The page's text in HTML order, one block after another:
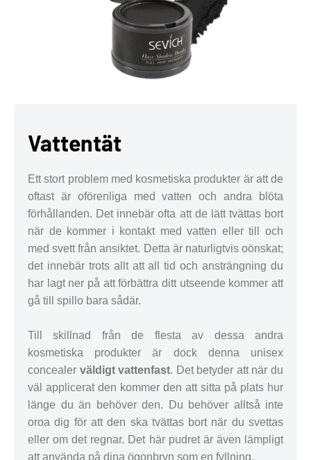
Vattentät
Ett stort problem med kosmetiska produkter är att de
oftast är oförenliga med vatten och andra blöta
förhållanden. Det innebär ofta att de lätt tvättas bort
när de kommer i kontakt med vatten eller till och
med svett från ansiktet. Detta är naturligtvis oönskat;
det innebär trots allt att all tid och ansträngning du
har lagt ner på att förbättra ditt utseende kommer att
gå till spillo bara sådär.
Till skillnad från de flesta av dessa andra
kosmetiska produkter är dock denna unisex
concealer väldigt vattenfast. Det betyder att när du
väl applicerat den kommer den att sitta på plats hur
länge du än behöver den. Du behöver alltså inte
oroa dig för att den ska tvättas bort när du svettas
eller om det regnar. Det här pudret är även lämpligt
att använda på dina ögonbryn som en fyllning.